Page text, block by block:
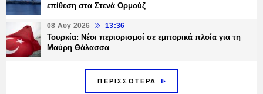
επίθεση στα Στενά Ορμούζ
08 Αυγ 2026 13:36
Τουρκία: Νέοι περιορισμοί σε εμπορικά πλοία για τη
Μαύρη Θάλασσα
ΠΕΡΙΣΣΟΤΕΡΑ